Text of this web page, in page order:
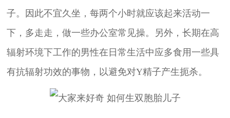
子。因此不宜久坐，每两个小时就应该起来活动一
下，多走走，做一些办公室常见操。另外，长期在高
辐射环境下工作的男性在日常生活中应多食用一些具
有抗辐射功效的事物，以避免对Y精子产生扼杀。